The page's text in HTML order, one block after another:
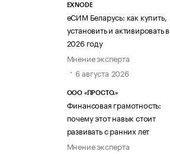
EXNODE
еСИМ Беларусь: как купить,
установить и активировать в
2026 году
Мнение эксперта
6 августа 2026
ООО «ПРОСТО.»
Финансовая грамотность:
почему этот навык стоит
развивать с ранних лет
Мнение эксперта